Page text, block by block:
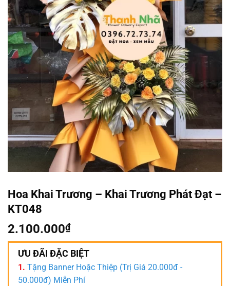
Hoa Khai Trương – Khai Trương Phát Đạt –
KT048
2.100.000₫
ƯU ĐÃI ĐẶC BIỆT
1. Tặng Banner Hoặc Thiệp (Trị Giá 20.000đ -
50.000đ) Miễn Phí